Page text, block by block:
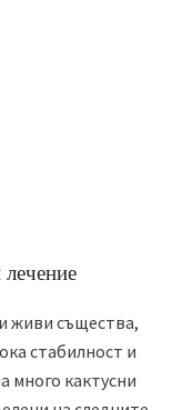
живи същества,
стабилност и
много кактусни